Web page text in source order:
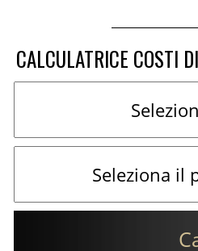
CALCULATRICE COSTI